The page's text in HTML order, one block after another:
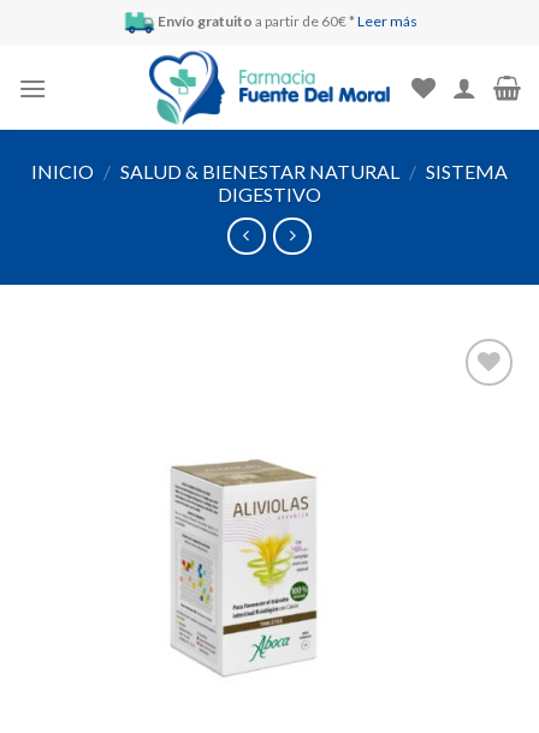
Envío gratuito a partir de 60€ * Leer más
INICIO / SALUD & BIENESTAR NATURAL / SISTEMA
DIGESTIVO